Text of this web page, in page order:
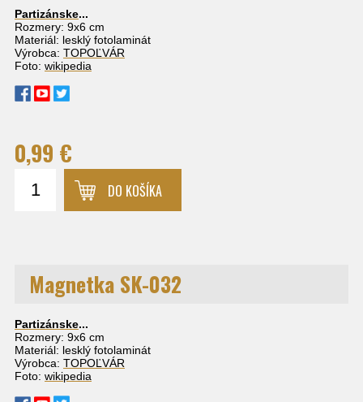
Partizánske...
Rozmery: 9x6 cm
Materiál: lesklý fotolaminát
Výrobca: TOPOĽVÁR
Foto: wikipedia
0,99 €
DO KOŠÍKA
Magnetka SK-032
Partizánske...
Rozmery: 9x6 cm
Materiál: lesklý fotolaminát
Výrobca: TOPOĽVÁR
Foto: wikipedia